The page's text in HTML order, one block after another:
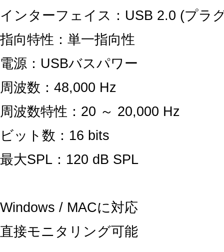
インターフェイス：USB 2.0 (プラ
指向特性：単一指向性
電源：USBバスパワー
周波数：48,000 Hz
周波数特性：20 ～ 20,000 Hz
ビット数：16 bits
最大SPL：120 dB SPL
Windows / MACに対応
直接モニタリング可能